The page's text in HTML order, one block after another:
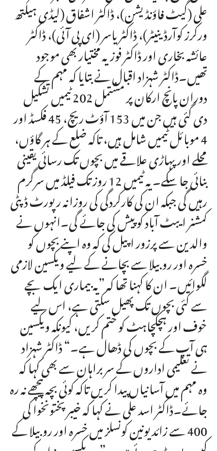
علی (گیٹ فاؤنڈیشن)، ڈاکٹر اشفاق (لیڈی ہیلتھ
ورکرز کوآرڈینیٹر)، ڈاکٹر یاسر (ای پی آئی)، ڈاکٹر
عائشہ بخاری اور ڈاکٹر فوزیہ مختیار بھی موجود
تھیں۔ڈاکٹر شہزاد اقبال نے بتایا کہ مہم کے
دوران پانچ ارکان پر مشتمل 202 ٹیمیں تشکیل
دی گئی ہیں جن میں 153 آؤٹ ریچ، 45 فکسڈ اور
4 موبائل ٹیمیں شامل ہیں، تاکہ ضلع کے ہر گاؤں،
محلے اور پہاڑی علاقے میں بچوں تک رسائی یقینی
بنائی جا سکے۔ یہ ٹیمیں 12 روز تک فیلڈ میں سرگرم
رہیں گی جبکہ ان کی کارکردگی کی روزانہ رپورٹ ڈپٹی
کمشنر ایبٹ آباد کو پیش کی جائے گی۔انہوں نے
والدین سے پرزور اپیل کی کہ وہ اپنے بچوں کو
خسرہ اور روبیلا سے بچانے کے لیے ویکسین لازمی
لگوائیں۔ ان کا کہنا تھا کہ ”یہ بیماری ایک بچے
سے کئی بچوں تک پھیل سکتی ہے، اس لیے
خوف اور ہچکچاہٹ کو ختم کریں، کیونکہ ویکسین
ہی آپ کے بچوں کی ڈھال ہے۔“ ڈاکٹر شہزاد
نے تعلیمی اداروں کے سربراہان سے بھی کہا کہ
وہ مہم میں آسانیاں پیدا کریں تاکہ کوئی بچہ پیچھے نہ رہ
جائے۔ڈاکٹر اسد علی نے کہا کہ خیبر پختونخوا کی
400 سے زائد یونین کونسلز میں خسرہ اور روبیلا کے